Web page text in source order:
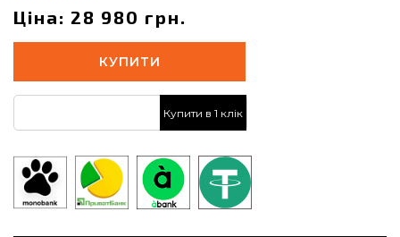
Ціна: 28 980 грн.
КУПИТИ
Купити в 1 клік